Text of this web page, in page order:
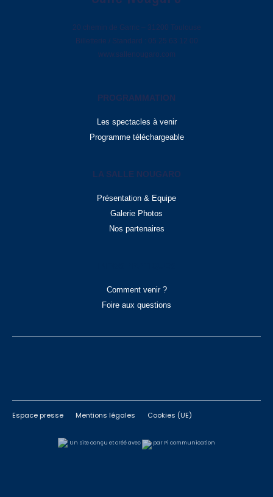
20 chemin de Garric – 31200 Toulouse
Billetterie / Standard : 05 25 63 12 00
www.sallenougaro.com
PROGRAMMATION
Les spectacles à venir
Programme téléchargeable
LA SALLE NOUGARO
Présentation & Equipe
Galerie Photos
Nos partenaires
Comment venir ?
Foire aux questions
Un site conçu et créé avec par Pi communication
Espace presse Mentions légales Cookies (UE)